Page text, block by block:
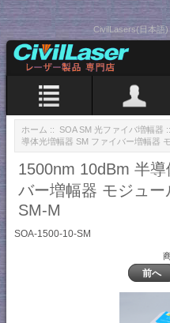
CivilLasers(日本語)
ホーム :: SOA SM 光ファイバ増幅器 ::
導体光増幅器 SM ファイバー増幅器
1500nm 10dBm 半
バー増幅器 モジュ
SM-M
SOA-1500-10-SM
前へ